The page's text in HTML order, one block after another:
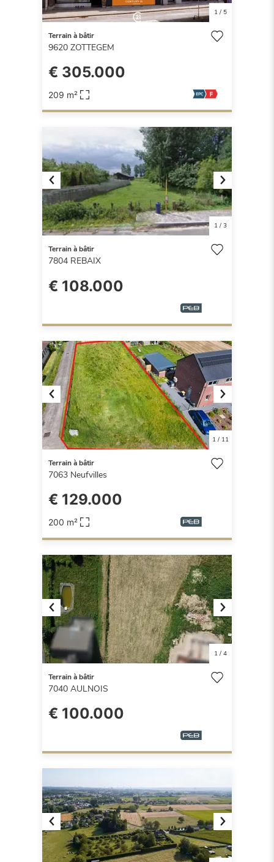
1/ 5
Terrain à bâtir
9620 ZOTTEGEM
€ 305.000
209 m²
Previous Next
1/ 3
Terrain à bâtir
7804 REBAIX
€ 108.000
Previous Next
1/ 11
Terrain à bâtir
7063 Neufvilles
€ 129.000
200 m²
Previous Next
1/ 4
Terrain à bâtir
7040 AULNOIS
€ 100.000
Previous Next